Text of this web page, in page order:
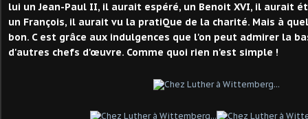
lui un Jean-Paul II, il aurait espéré, un Benoit XVI, il aurait
un François, il aurait vu la pratiQue de la charité. Mais à
bon. C est grâce aux indulgences que l'on peut admirer la
d'autres chefs d'œuvre. Comme quoi rien n'est simple !